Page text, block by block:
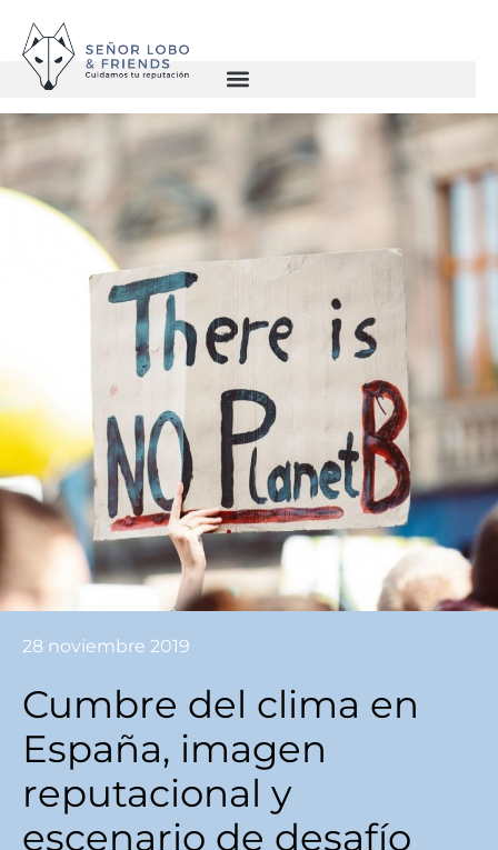
28 noviembre 2019
Cumbre del clima en
España, imagen
reputacional y
escenario de desafío